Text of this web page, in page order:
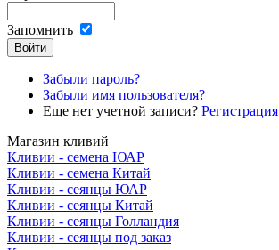
Запомнить
Забыли пароль?
Забыли имя пользователя?
Еще нет учетной записи? Регистрация
Магазин кливий
Кливии - семена ЮАР
Кливии - семена Китай
Кливии - сеянцы ЮАР
Кливии - сеянцы Китай
Кливии - сеянцы Голландия
Кливии - сеянцы под заказ